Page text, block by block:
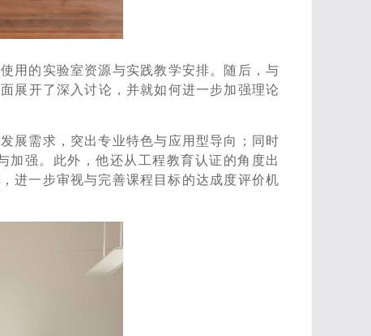
用的实验室资源与实践教学安排。随后，与
展开了深入讨论，并就如何进一步加强理论
展需求，突出专业特色与应用型导向；同时
加强。此外，他还从工程教育认证的角度出
进一步审视与完善课程目标的达成度评价机